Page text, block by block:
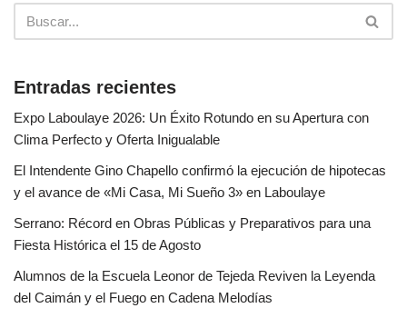
Entradas recientes
Expo Laboulaye 2026: Un Éxito Rotundo en su Apertura con
Clima Perfecto y Oferta Inigualable
El Intendente Gino Chapello confirmó la ejecución de hipotecas
y el avance de «Mi Casa, Mi Sueño 3» en Laboulaye
Serrano: Récord en Obras Públicas y Preparativos para una
Fiesta Histórica el 15 de Agosto
Alumnos de la Escuela Leonor de Tejeda Reviven la Leyenda
del Caimán y el Fuego en Cadena Melodías